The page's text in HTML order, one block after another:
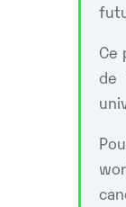
Ce
de